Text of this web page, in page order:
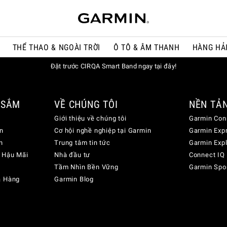
THỂ THAO & NGOÀI TRỜI Ô TÔ & ÂM THANH HÀNG
Đặt trước CIRQA Smart Band ngay tại đây!
Hậu Mãi
Hàng
VỀ CHÚNG TÔI
Giới thiệu về chúng tôi
Cơ hội nghề nghiệp tại Garmin
Trung tâm tin tức
Nhà đầu tư
Tầm Nhìn Bền Vững
Garmin Blog
NỀN
Garmin
Garmin
Garmin
Connect IQ
Garmin